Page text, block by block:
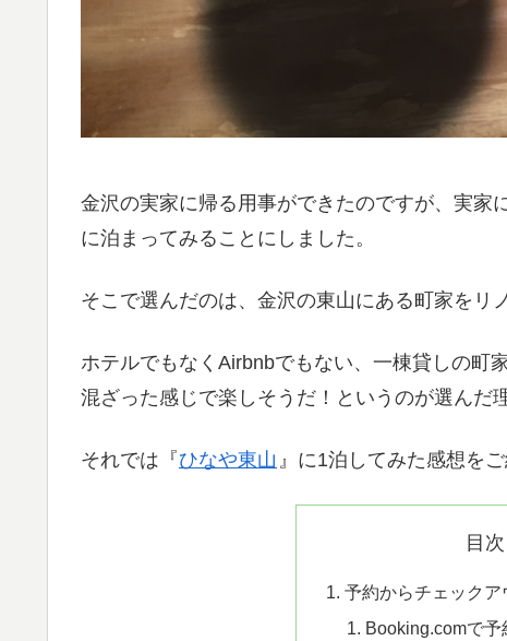
金沢の実家に帰る用事ができたのですが、実家
に泊まってみることにしました。
そこで選んだのは、金沢の東山にある町家をリ
ホテルでもなくAirbnbでもない、一棟貸しの町
混ざった感じで楽しそうだ！というのが選んだ
それでは『ひなや東山 』に1泊してみた感想をご
目次
予約からチェック
Booking.comで予